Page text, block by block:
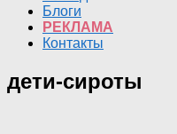
Блоги
РЕКЛАМА
Контакты
дети-сироты